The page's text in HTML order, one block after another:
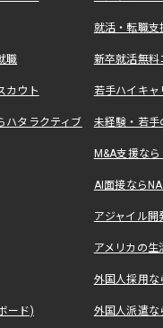
就活・転職
職 新卒就活無料
カウト 若手ハイキ
ハタラクティブ 未経験・若手
M&A支援な
AI面接なら
アジャイル
アメリカの
外国人採用
ード) 外国人派遣な